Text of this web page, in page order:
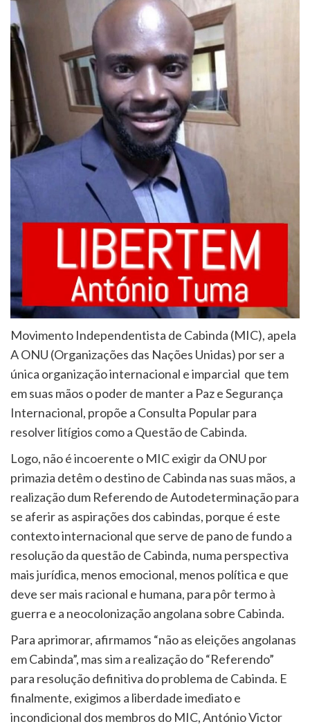
Movimento Independentista de Cabinda (MIC), apela
A ONU (Organizações das Nações Unidas) por ser a
única organização internacional e imparcial que tem
em suas mãos o poder de manter a Paz e Segurança
Internacional, propõe a Consulta Popular para
resolver litígios como a Questão de Cabinda.
Logo, não é incoerente o MIC exigir da ONU por
primazia detêm o destino de Cabinda nas suas mãos, a
realização dum Referendo de Autodeterminação para
se aferir as aspirações dos cabindas, porque é este
contexto internacional que serve de pano de fundo a
resolução da questão de Cabinda, numa perspectiva
mais jurídica, menos emocional, menos política e que
deve ser mais racional e humana, para pôr termo à
guerra e a neocolonização angolana sobre Cabinda.
Para aprimorar, afirmamos “não as eleições angolanas
em Cabinda”, mas sim a realização do “Referendo”
para resolução definitiva do problema de Cabinda. E
finalmente, exigimos a liberdade imediato e
incondicional dos membros do MIC, António Victor